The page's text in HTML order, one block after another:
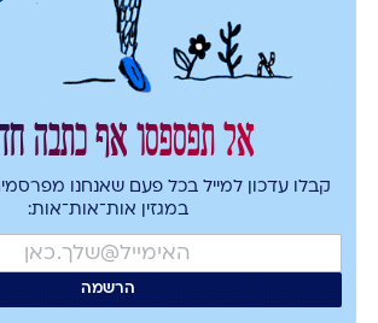
אל תפספסו אף כתבה
קבלו עדכון למייל בכל פעם שאנחנו
במגזין אות־אות־אות: